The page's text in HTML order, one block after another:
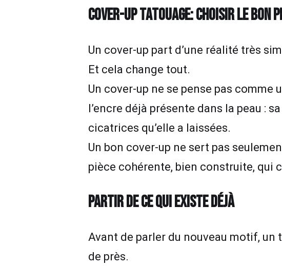
COVER-UP TATOUAGE: CHOISIR LE BON
Un cover-up part d’une réalité très
Et cela change tout.
Un cover-up ne se pense pas
l’encre déjà présente dans la peau :
cicatrices qu’elle a laissées.
Un bon cover-up ne sert pas
pièce cohérente, bien construite, qui
PARTIR DE CE QUI EXISTE DÉJÀ
Avant de parler du nouveau motif,
de près.